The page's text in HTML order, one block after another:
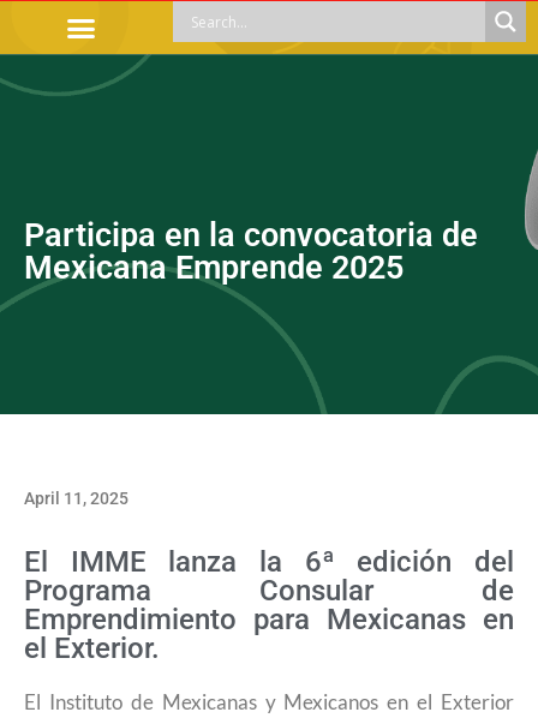
Participa en la convocatoria de
Mexicana Emprende 2025
April 11, 2025
El IMME lanza la 6ª edición del
Programa Consular de
Emprendimiento para Mexicanas en
el Exterior.
El Instituto de Mexicanas y Mexicanos en el Exterior